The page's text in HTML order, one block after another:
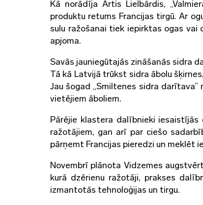
Kā norādīja Artis Lielbārdis,
produktu retums Francijas tirgū. Ar
sulu ražošanai tiek iepirktas ogas vai
apjoma.
Savās jauniegūtajās zināšanās sidra
Tā kā Latvijā trūkst sidra ābolu
Jau šogad „Smiltenes sidra
vietējiem āboliem.
Pārējie klastera dalībnieki
ražotājiem, gan arī par ciešo
pārņemt Francijas pieredzi un meklēt
Novembrī plānota Vidzemes
kurā dzērienu ražotāji, prakses
izmantotās tehnoloģijas un tirgu.